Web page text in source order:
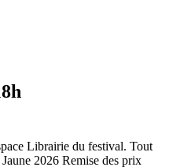
Librairie du festival. Tout
2026 Remise des prix